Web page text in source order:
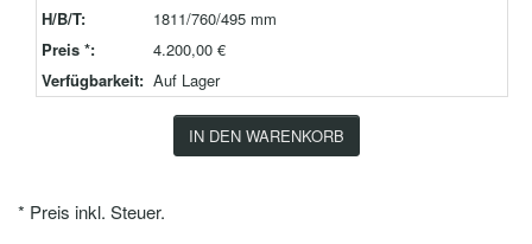
H/B/T:
1811/760/495 mm
Preis *:
4.200,00 €
Verfügbarkeit: Auf Lager
IN DEN WARENKORB
* Preis inkl. Steuer.